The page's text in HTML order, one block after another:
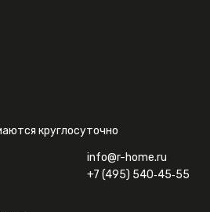
круглосуточно
info@r-home.ru
+7 (495) 540‑45‑55